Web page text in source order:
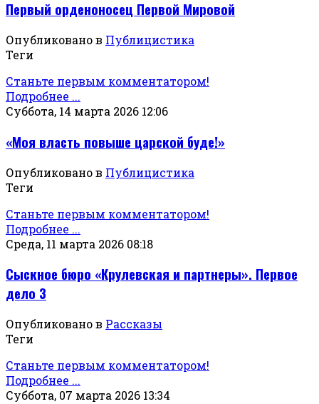
Первый орденоносец Первой Мировой
Опубликовано в Публицистика
Теги
Станьте первым комментатором!
Подробнее ...
Суббота, 14 марта 2026 12:06
«Моя власть повыше царской буде!»
Опубликовано в Публицистика
Теги
Станьте первым комментатором!
Подробнее ...
Среда, 11 марта 2026 08:18
Сыскное бюро «Крулевская и партнеры». Первое
дело 3
Опубликовано в Рассказы
Теги
Станьте первым комментатором!
Подробнее ...
Суббота, 07 марта 2026 13:34